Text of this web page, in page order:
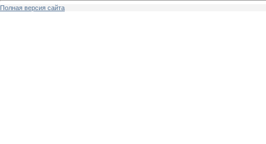
Полная версия сайта